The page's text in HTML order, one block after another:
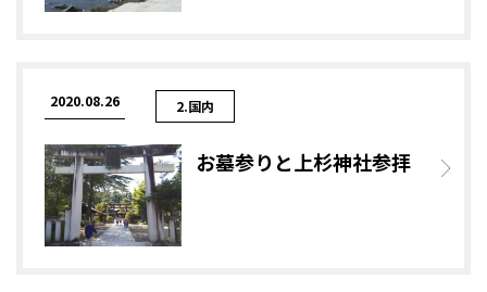
2020.08.26 2.国内
お墓参りと上杉神社参拝